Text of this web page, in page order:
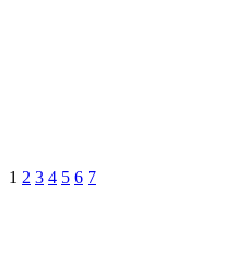
1 2 3 4 5 6 7